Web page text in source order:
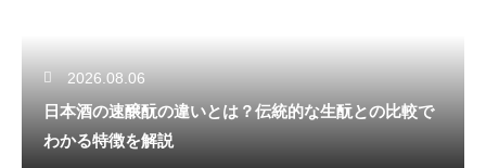
2026.08.06
日本酒の速醸酛の違いとは？伝統的な生酛との比較で
わかる特徴を解説